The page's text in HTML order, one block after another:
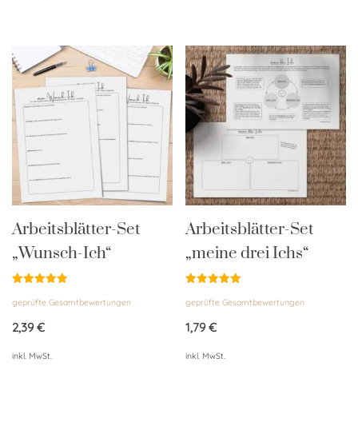
Arbeitsblätter-Set
„Wunsch-Ich“
mit
von 5
geprüfte Gesamtbewertungen
2,39€
inkl. MwSt.
Arbeitsblätter-Set
„meine drei Ichs“
mit
von 5
geprüfte Gesamtbewertungen
1,79€
inkl. MwSt.